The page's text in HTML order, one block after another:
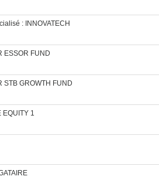
: INNOVATECH
ESSOR FUND
GROWTH FUND
1